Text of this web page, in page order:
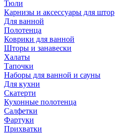
Тюли
Карнизы и аксессуары для штор
Для ванной
Полотенца
Коврики для ванной
Шторы и занавески
Халаты
Тапочки
Наборы для ванной и сауны
Для кухни
Скатерти
Кухонные полотенца
Салфетки
Фартуки
Прихватки